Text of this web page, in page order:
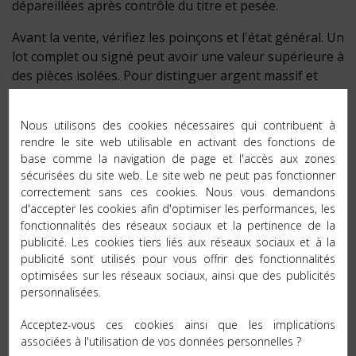
dépareillées après contrôle du titre et pesée.
Avant la vente, vérifiez les poinçons et l'état général. Un
lot complet ou signé peut avoir une valeur supérieure à
des pièces isolées. Pour distinguer argent massif et
métal argenté, lisez le guidereconnaître des couverts
ANTHÉOR PARIS
QUESTIONS FRÉQUENTES
Où vendre ses couverts en
Nous utilisons des cookies nécessaires qui contribuent à
rendre le site web utilisable en activant des fonctions de
base comme la navigation de page et l'accès aux zones
sécurisées du site web. Le site web ne peut pas fonctionner
correctement sans ces cookies. Nous vous demandons
d'accepter les cookies afin d'optimiser les performances, les
fonctionnalités des réseaux sociaux et la pertinence de la
publicité. Les cookies tiers liés aux réseaux sociaux et à la
publicité sont utilisés pour vous offrir des fonctionnalités
optimisées sur les réseaux sociaux, ainsi que des publicités
personnalisées.
Acceptez-vous ces cookies ainsi que les implications
associées à l'utilisation de vos données personnelles ?